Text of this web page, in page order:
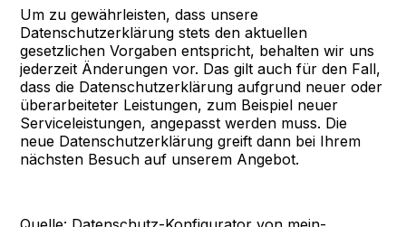
Um zu gewährleisten, dass unsere
Datenschutzerklärung stets den aktuellen
gesetzlichen Vorgaben entspricht, behalten wir uns
jederzeit Änderungen vor. Das gilt auch für den Fall,
dass die Datenschutzerklärung aufgrund neuer oder
überarbeiteter Leistungen, zum Beispiel neuer
Serviceleistungen, angepasst werden muss. Die
neue Datenschutzerklärung greift dann bei Ihrem
nächsten Besuch auf unserem Angebot.